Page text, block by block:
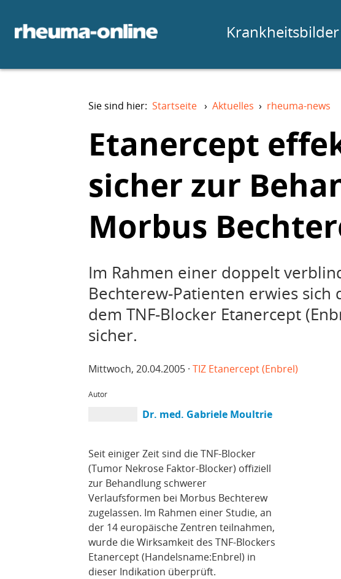
Krankheitsbilder
Sie sind hier: Startseite › Aktuelles › rheuma-news
Etanercept
sicher zur
Morbus
Im Rahmen einer doppelt
Bechterew-Patienten erwies sich
dem TNF-Blocker Etanercept
sicher.
Mittwoch, 20.04.2005 · TIZ Etanercept (Enbrel)
Autor
Dr. med. Gabriele Moultrie
Seit einiger Zeit sind die TNF-Blocker
(Tumor Nekrose Faktor-Blocker) offiziell
zur Behandlung schwerer
Verlaufsformen bei Morbus Bechterew
zugelassen. Im Rahmen einer Studie, an
der 14 europäische Zentren teilnahmen,
wurde die Wirksamkeit des TNF-Blockers
Etanercept (Handelsname:Enbrel) in
dieser Indikation überprüft.